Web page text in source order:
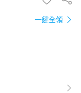
一鍵全領